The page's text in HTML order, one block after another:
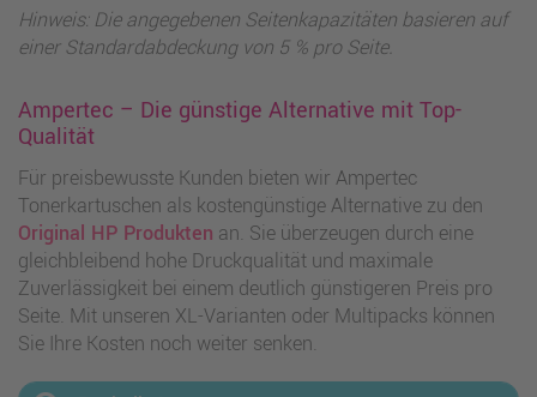
Hinweis: Die angegebenen Seitenkapazitäten basieren auf
einer Standardabdeckung von 5 % pro Seite.
Ampertec – Die günstige Alternative mit Top-
Qualität
Für preisbewusste Kunden bieten wir Ampertec
Tonerkartuschen als kostengünstige Alternative zu den
Original HP Produkten an. Sie überzeugen durch eine
gleichbleibend hohe Druckqualität und maximale
Zuverlässigkeit bei einem deutlich günstigeren Preis pro
Seite. Mit unseren XL-Varianten oder Multipacks können
Sie Ihre Kosten noch weiter senken.